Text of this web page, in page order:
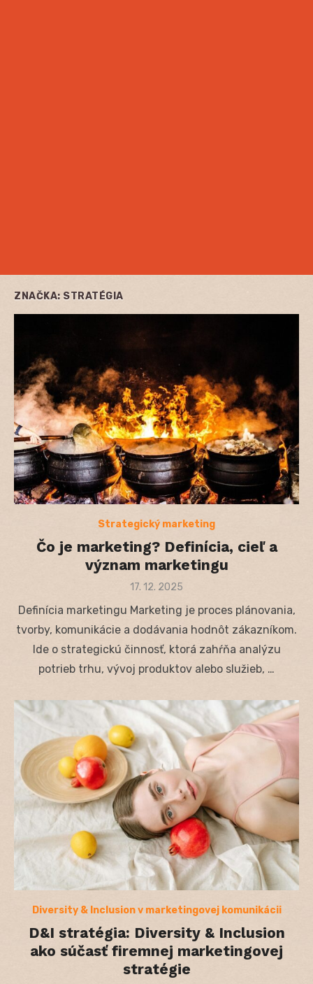
ZNAČKA: STRATÉGIA
Strategický marketing
Čo je marketing? Definícia, cieľ a
význam marketingu
Posted
17. 12. 2025
Definícia marketingu Marketing je proces plánovania,
tvorby, komunikácie a dodávania hodnôt zákazníkom.
Ide o strategickú činnosť, ktorá zahŕňa analýzu
potrieb trhu, vývoj produktov alebo služieb, …
Diversity & Inclusion v marketingovej komunikácii
D&I stratégia: Diversity & Inclusion
ako súčasť firemnej marketingovej
stratégie